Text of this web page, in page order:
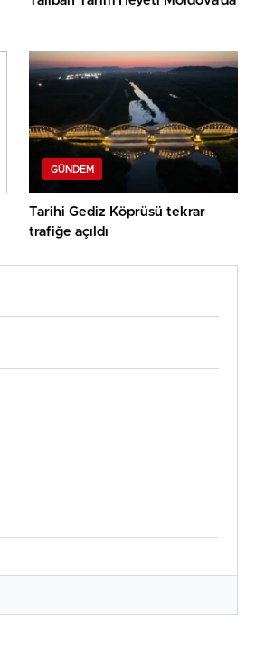
GÜNDEM
Tarihi Gediz Köprüsü tekrar
trafiğe açıldı